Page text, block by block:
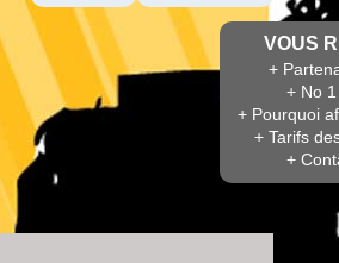
VOUS
+
+ No
+ Pourquoi
+ Tarifs
+